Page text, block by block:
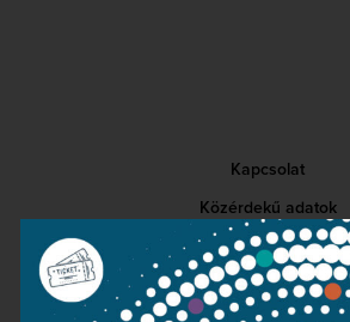
Kapcsolat
Közérdekű adatok
Sajtószoba
Adatvédelem